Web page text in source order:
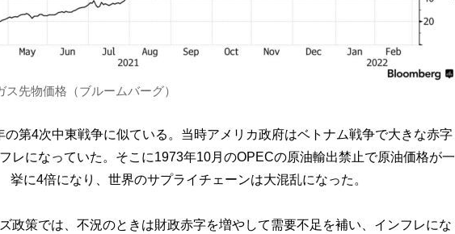
ス先物価格（ブルームバーグ）
の第4次中東戦争に似ている。当時アメリカ政府はベトナム戦争で大きな赤字
レになっていた。そこに1973年10月のOPECの原油輸出禁止で原油価格が一
挙に4倍になり、世界のサプライチェーンは大混乱になった。
政策では、不況のときは財政赤字を増やして需要不足を補い、インフレにな